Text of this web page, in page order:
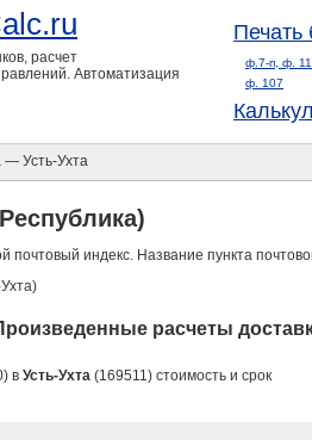
расчет
Автоматизация
Печать
ф.7-п, ф.
ф. 107
— Усть-Ухта
почтовый индекс. Название пункта
расчеты
в Усть-Ухта (169511) стоимость и срок